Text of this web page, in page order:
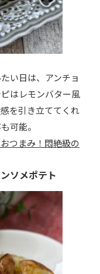
い日は、アンチョ
はレモンバター風
を引き立ててくれ
可能。
つまみ！悶絶級の
ソメポテト